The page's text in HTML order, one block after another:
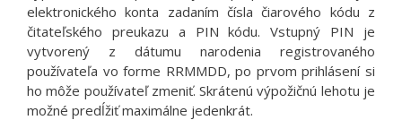
elektronického konta zadaním čísla čiarového kódu z
čitateľského preukazu a PIN kódu. Vstupný PIN je
vytvorený z dátumu narodenia registrovaného
používateľa vo forme RRMMDD, po prvom prihlásení si
ho môže používateľ zmeniť. Skrátenú výpožičnú lehotu je
možné predĺžiť maximálne jedenkrát.